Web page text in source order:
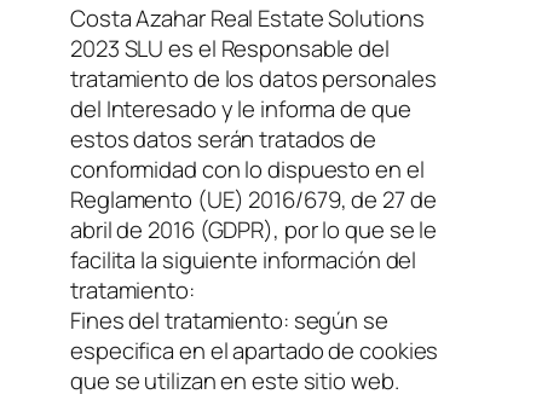
Costa Azahar Real Estate Solutions
2023 SLU es el Responsable del
tratamiento de los datos personales
del Interesado y le informa de que
estos datos serán tratados de
conformidad con lo dispuesto en el
Reglamento (UE) 2016/679, de 27 de
abril de 2016 (GDPR), por lo que se le
facilita la siguiente información del
tratamiento:
Fines del tratamiento: según se
especifica en el apartado de cookies
que se utilizan en este sitio web.